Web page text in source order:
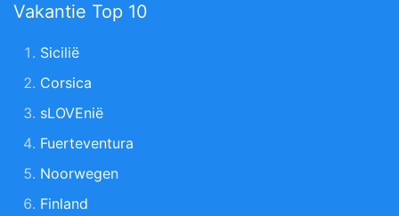
Vakantie Top 10
Sicilië
Corsica
sLOVEnië
Fuerteventura
Noorwegen
Finland